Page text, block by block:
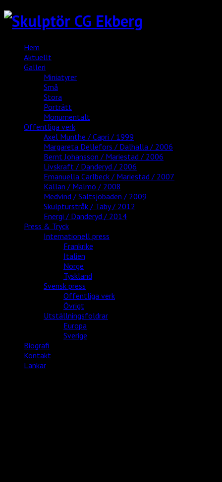
Hem
Aktuellt
Galleri
Miniatyrer
Små
Stora
Porträtt
Monumentalt
Offentliga verk
Axel Munthe / Capri / 1999
Margareta Dellefors / Dalhalla / 2006
Bernt Johansson / Mariestad / 2006
Livskraft / Danderyd / 2006
Emanuella Carlbeck / Mariestad / 2007
Källan / Malmö / 2008
Medvind / Saltsjöbaden / 2009
Skulpturstråk / Täby / 2012
Energi / Danderyd / 2014
Press & Tryck
Internationell press
Frankrike
Italien
Norge
Tyskland
Svensk press
Offentliga verk
Övrigt
Utställningsfoldrar
Europa
Sverige
Biografi
Kontakt
Länkar